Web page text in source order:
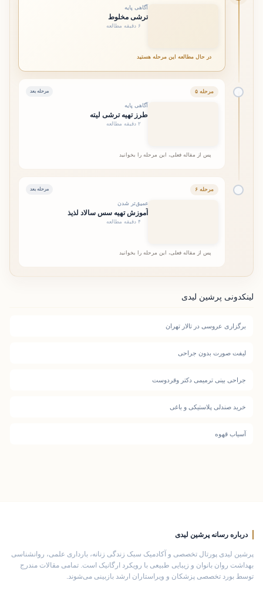
آگاهی پایه
ترشی مخلوط
۶ دقیقه مطالعه
در حال مطالعه این مرحله هستید
مرحله ۵ مرحله بعد
آگاهی پایه
طرز تهیه ترشی لیته
۲ دقیقه مطالعه
پس از مقاله فعلی، این مرحله را بخوانید
مرحله ۶ مرحله بعد
عمیق‌تر شدن
آموزش تهیه سس سالاد لذیذ
۴ دقیقه مطالعه
پس از مقاله فعلی، این مرحله را بخوانید
لینکدونی پرشین لیدی
برگزاری عروسی در تالار تهران
لیفت صورت بدون جراحی
جراحی بینی ترمیمی دکتر وقردوست
خرید صندلی پلاستیکی و باغی
آسیاب قهوه
درباره رسانه پرشین لیدی
پرشین لیدی پورتال تخصصی و آکادمیک سبک زندگی زنانه، بارداری علمی، روانشناسی
بهداشت روان بانوان و زیبایی طبیعی با رویکرد ارگانیک است. تمامی مقالات مندرج
توسط بورد تخصصی پزشکان و ویراستاران ارشد بازبینی می‌شوند.